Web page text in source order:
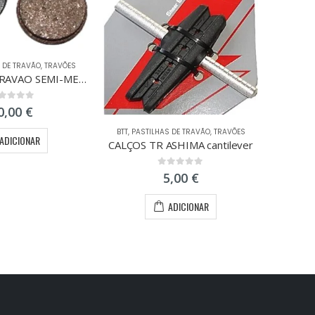
TRAVÃO, TRAVÕES
PASTILHAS TRAVAO SEMI-METALZOOM/ALHONGA
of 5€
ADICIONAR
BTT, PASTILHAS DE TRAVÃO, TRAVÕES
CALÇOS TR ASHIMA cantilever
out of 5
5,00 €
ADICIONAR